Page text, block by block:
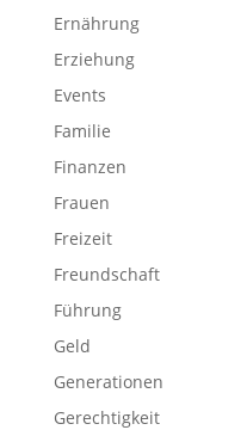
Ernährung
Erziehung
Events
Familie
Finanzen
Frauen
Freizeit
Freundschaft
Führung
Geld
Generationen
Gerechtigkeit